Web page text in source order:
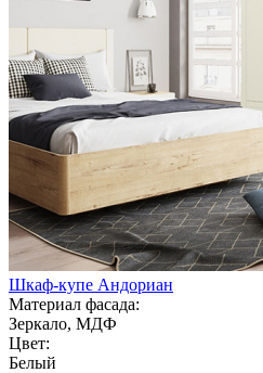
Шкаф-купе Андориан
Материал фасада:
Зеркало, МДФ
Цвет:
Белый